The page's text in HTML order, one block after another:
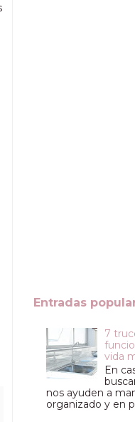
Entradas
7
vida
En
nos ayuden a
organizado y en